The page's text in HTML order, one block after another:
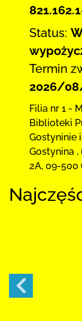
Status: W
Termin
2026/
Filia nr 1 -
Biblioteki
Gostyninie
Gostynina ,
2A, 09-500